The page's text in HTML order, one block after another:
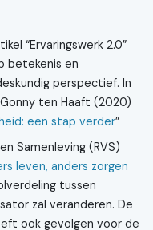
“Ervaringswerk 2.0”
betekenis en
perspectief. In
ten Haaft (2020)
een stap verder”
Samenleving (RVS)
leven, anders zorgen
tussen
zal veranderen. De
ook gevolgen voor de